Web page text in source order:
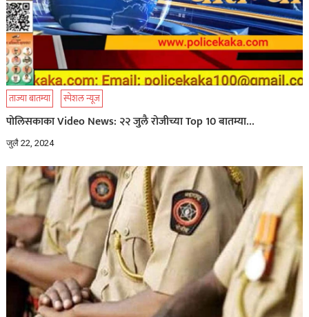
ताज्या बातम्या स्पेशल न्यूज
पोलिसकाका Video News: २२ जुलै रोजीच्या Top 10 बातम्या…
जुलै 22, 2024